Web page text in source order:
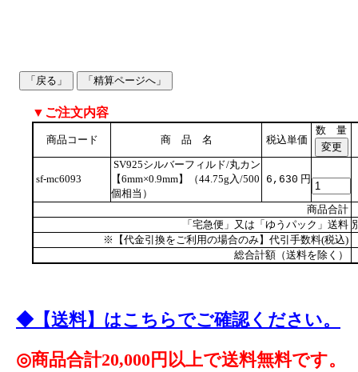
▼ご注文内容
商品コード 商 品 名 税込単価
数 量
sf-mc6093
SV925シルバーフィルド/丸カン
【6mm×0.9mm】（44.75g入/500
個相当）
6,630 円
商品合計
「宅急便」又は「ゆうパック」送料
※【代金引換をご利用の場合のみ】代引手数料(税込)
総合計額（送料を除く）
◆【送料】はこちらでご確認ください。
◎商品合計20,000円以上で送料無料です。